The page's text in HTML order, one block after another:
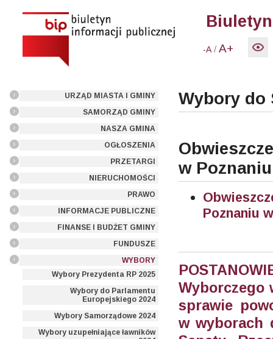
-A /A+
URZĄD MIASTA I GMINY
SAMORZĄD GMINY
NASZA GMINA
OGŁOSZENIA
PRZETARGI
NIERUCHOMOŚCI
PRAWO
INFORMACJE PUBLICZNE
FINANSE I BUDŻET GMINY
FUNDUSZE
WYBORY
Wybory Prezydenta RP 2025
Wybory do Parlamentu
Europejskiego 2024
Wybory Samorządowe 2024
Wybory uzupełniające ławników
Wybory do
w Poznaniu
Poznaniu
Wyborczego
sprawie
w wyborach